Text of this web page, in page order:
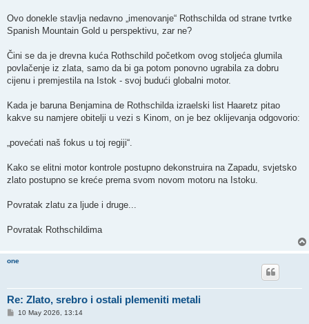
Ovo donekle stavlja nedavno „imenovanje“ Rothschilda od strane tvrtke
Spanish Mountain Gold u perspektivu, zar ne?
Čini se da je drevna kuća Rothschild početkom ovog stoljeća glumila
povlačenje iz zlata, samo da bi ga potom ponovno ugrabila za dobru
cijenu i premjestila na Istok - svoj budući globalni motor.
Kada je baruna Benjamina de Rothschilda izraelski list Haaretz pitao
kakve su namjere obitelji u vezi s Kinom, on je bez oklijevanja odgovorio:
„povećati naš fokus u toj regiji“.
Kako se elitni motor kontrole postupno dekonstruira na Zapadu, svjetsko
zlato postupno se kreće prema svom novom motoru na Istoku.
Povratak zlatu za ljude i druge...
Povratak Rothschildima
one
Re: Zlato, srebro i ostali plemeniti metali
P10 May 2026, 13:14